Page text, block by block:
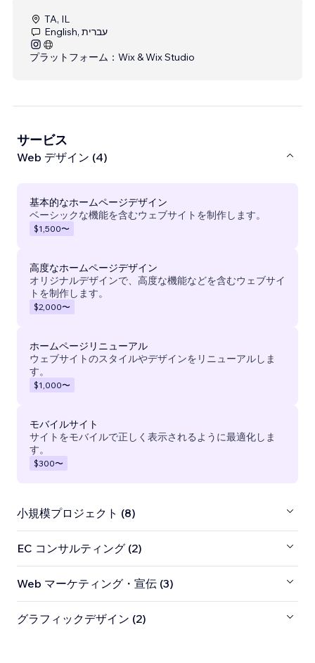
TA, IL
English, עברית
プラットフォーム： Wix & Wix Studio
サービス
Web デザイン (4)
基本的なホームページデザイン
ベーシックな機能を含むウェブサイトを制作します。
$1,500〜
高度なホームページデザイン
オリジナルデザインで、高度な機能などを含むウェブサイ
トを制作します。
$2,000〜
ホームページリニューアル
ウェブサイトのスタイルやデザインをリニューアルしま
す。
$1,000〜
モバイルサイト
サイトをモバイルで正しく表示されるように最適化しま
す。
$300〜
小規模プロジェクト (8)
EC コンサルティング (2)
Web マーケティング・宣伝 (3)
グラフィックデザイン (2)